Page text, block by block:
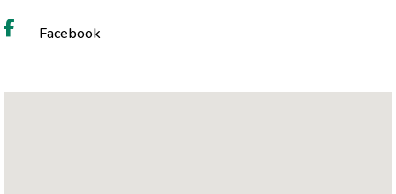
Facebook